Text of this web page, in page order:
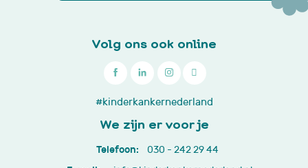
Volg ons ook online

242
29
#kinderkankernederland
We zijn er voor je
Telefoon:
030 - 242 29 44